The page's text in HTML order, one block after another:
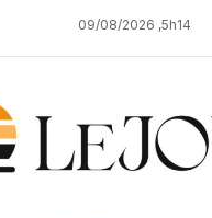
09/08/2026 ,5h14